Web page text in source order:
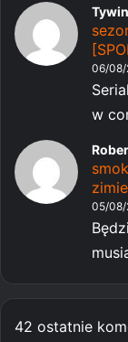
Tywin
06/08/
w
05/08/
42 ostatnie